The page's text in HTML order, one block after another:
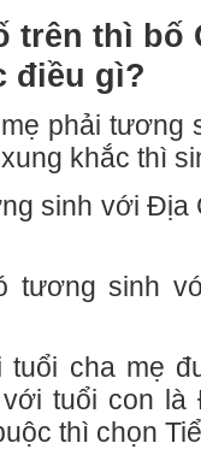
trên thì bố
điều gì?
phải
khắc thì
sinh với Địa
tương sinh
cha mẹ
tuổi con
thì chọn